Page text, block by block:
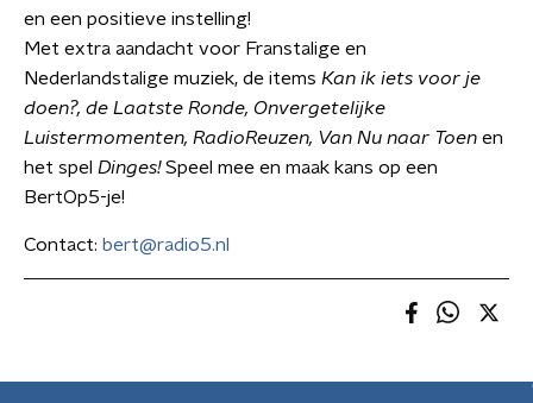
en een positieve instelling!
Met extra aandacht voor Franstalige en
Nederlandstalige muziek, de items Kan ik iets voor je
doen?, de Laatste Ronde, Onvergetelijke
Luistermomenten, RadioReuzen, Van Nu naar Toen en
het spel Dinges!Speel mee en maak kans op een
BertOp5-je!
Contact: bert@radio5.nl